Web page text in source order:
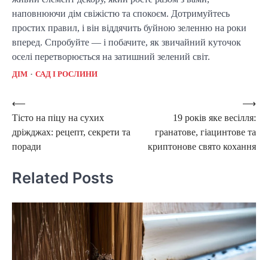
наповнюючи дім свіжістю та спокоєм. Дотримуйтесь
простих правил, і він віддячить буйною зеленню на роки
вперед. Спробуйте — і побачите, як звичайний куточок
оселі перетворюється на затишний зелений світ.
ДІМ САД І РОСЛИНИ
Post
navigation
⟵
Тісто на піцу на сухих
дріжджах: рецепт, секрети та
поради
19 років яке весілля:
гранатове, гіацинтове та
криптонове свято кохання
⟶
Related Posts